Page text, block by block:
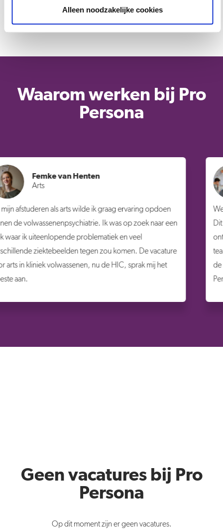
Alleen noodzakelijke cookies
de jaarlijkse Dag van de Leidinggevende.
Waarom werken bij Pro
Persona
een
het
Begeleider Braamberg Opname
Werken bij Pro Persona betekent dat geen dag
Dit werkt erg verfrissend omdat ik mezelf
ontwikkelen. Samen met de ondersteuning van
team sta je nooit ergens alleen voor. Ook
de cliënt staat bij mij hoog in het vaandel, dit vind
Geen vacatures bij Pro
Persona
Op dit moment zijn er geen vacatures.